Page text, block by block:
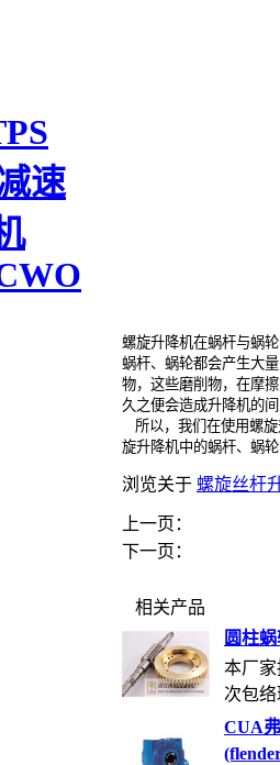
速
螺旋升降机在蜗杆与蜗
蜗杆、蜗轮都会产生大
物，这些磨削物，在摩
久之便会造成升降机的
所以，我们在使用螺旋
旋升降机中的蜗杆、蜗
浏览关于 螺旋丝杆
上一页：
下一页：
相关产品
圆柱
本厂
次包
CUA